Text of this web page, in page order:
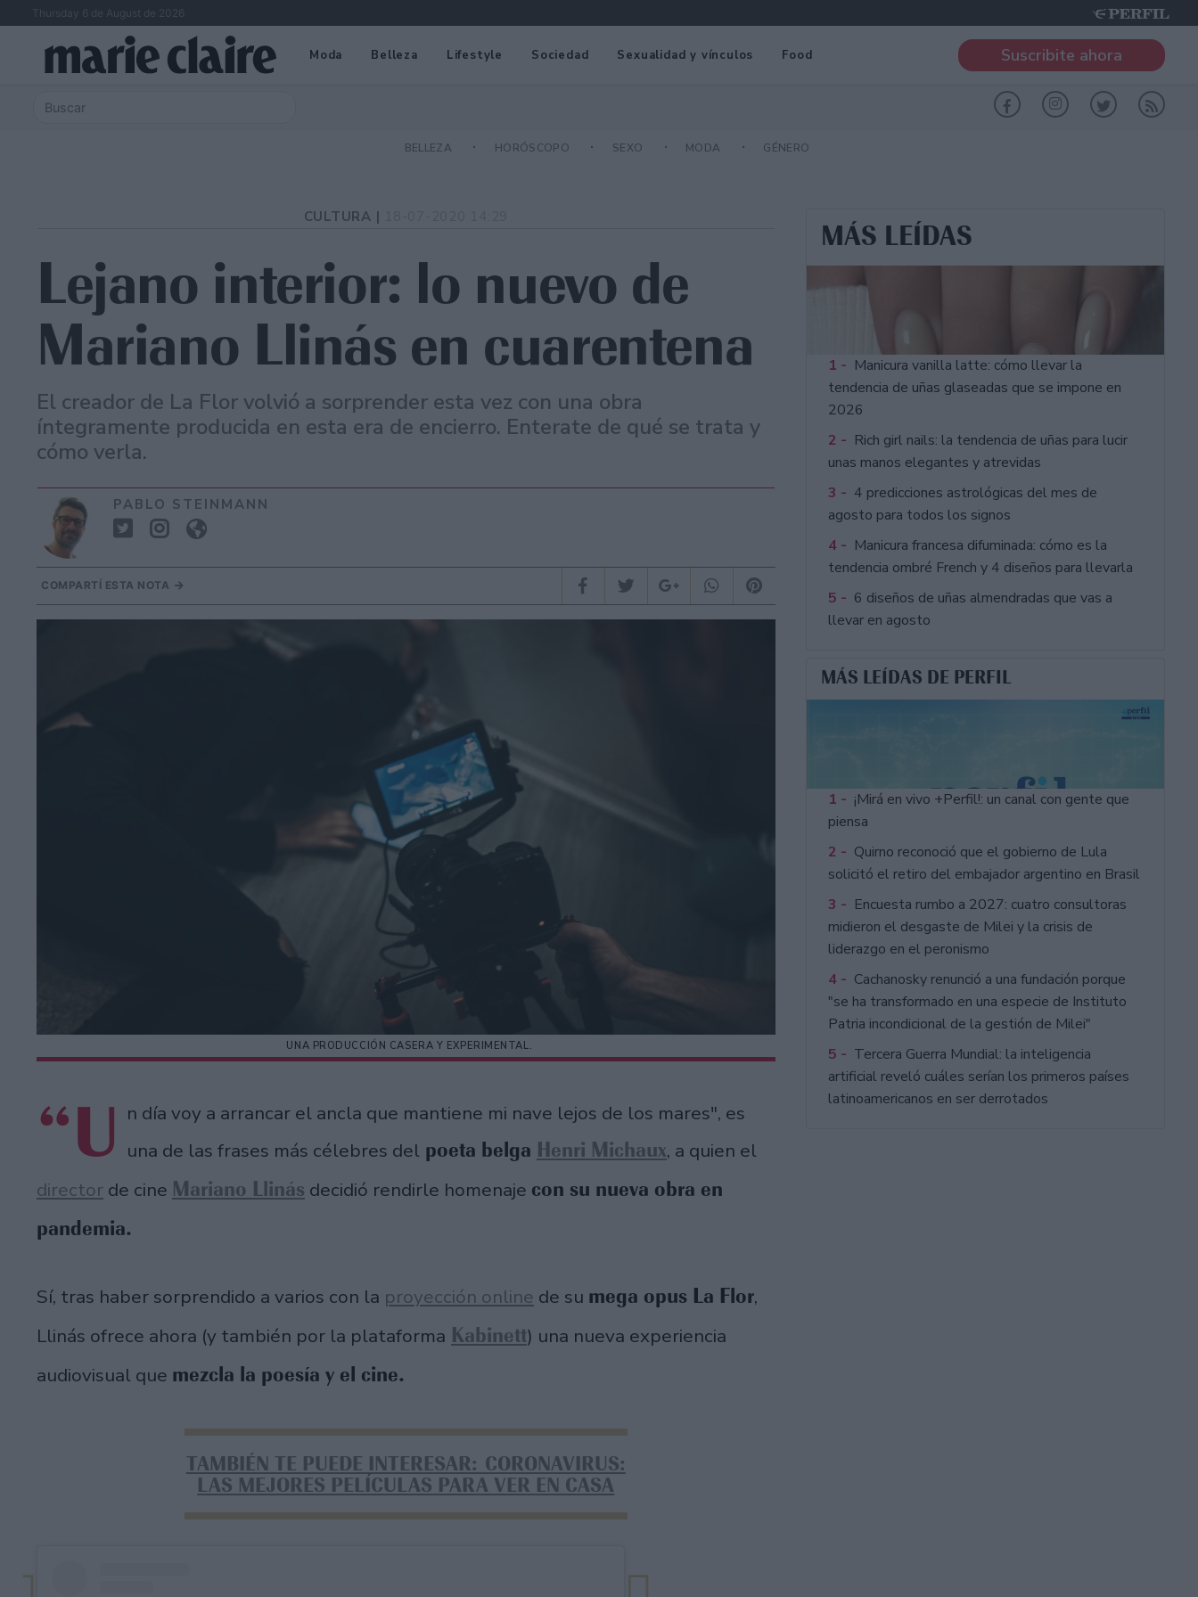
Thursday 6 de August de 2026
Moda Belleza Lifestyle Sociedad Sexualidad y vínculos Food Suscribite ahora
BELLEZA HORÓSCOPO SEXO MODA GÉNERO
CULTURA |
Lejano interior: lo nuevo de
Mariano Llinás en cuarentena
El creador de La Flor volvió a sorprender esta vez con una obra
íntegramente producida en esta era de encierro. Enterate de qué se trata y
cómo verla.
PABLO STEINMANN
COMPARTÍ ESTA NOTA
UNA PRODUCCIÓN CASERA Y EXPERIMENTAL.
“U n día voy a arrancar el ancla que mantiene mi nave lejos de los mares", es
una de las frases más célebres del poeta belga Henri Michaux, a quien el
director de cine Mariano Llinás decidió rendirle homenaje con su nueva obra en
pandemia.
Sí, tras haber sorprendido a varios con la proyección online de su mega opus La Flor,
Llinás ofrece ahora (y también por la plataforma Kabinett) una nueva experiencia
audiovisual que mezcla la poesía y el cine.
TAMBIÉN TE PUEDE INTERESAR: CORONAVIRUS:
LAS MEJORES PELÍCULAS PARA VER EN CASA
MÁS LEÍDAS
1 - Manicura vanilla latte: cómo llevar la
tendencia de uñas glaseadas que se impone en
2026
2 - Rich girl nails: la tendencia de uñas para lucir
unas manos elegantes y atrevidas
3 - 4 predicciones astrológicas del mes de
agosto para todos los signos
4 - Manicura francesa difuminada: cómo es la
tendencia ombré French y 4 diseños para llevarla
5 - 6 diseños de uñas almendradas que vas a
llevar en agosto
MÁS LEÍDAS DE PERFIL
1 - ¡Mirá en vivo +Perfil!: un canal con gente que
piensa
2 - Quirno reconoció que el gobierno de Lula
solicitó el retiro del embajador argentino en Brasil
3 - Encuesta rumbo a 2027: cuatro consultoras
midieron el desgaste de Milei y la crisis de
liderazgo en el peronismo
4 - Cachanosky renunció a una fundación porque
"se ha transformado en una especie de Instituto
Patria incondicional de la gestión de Milei"
5 - Tercera Guerra Mundial: la inteligencia
artificial reveló cuáles serían los primeros países
latinoamericanos en ser derrotados